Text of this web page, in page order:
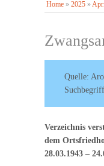
Home » 2025 »
Quelle:
Verzeichnis
dem
28.03.1943 –